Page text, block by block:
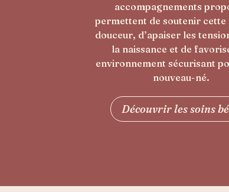
d’être soutenus. Les soins
vous offrent un moment
les tensions, vous
accompagner votre
douceur.
Découvrir les soins
partum